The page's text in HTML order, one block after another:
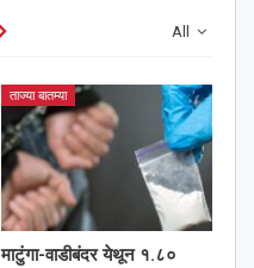
All
ताज्या बातम्या
माटुंगा-वाडीबंदर येथून १.८०